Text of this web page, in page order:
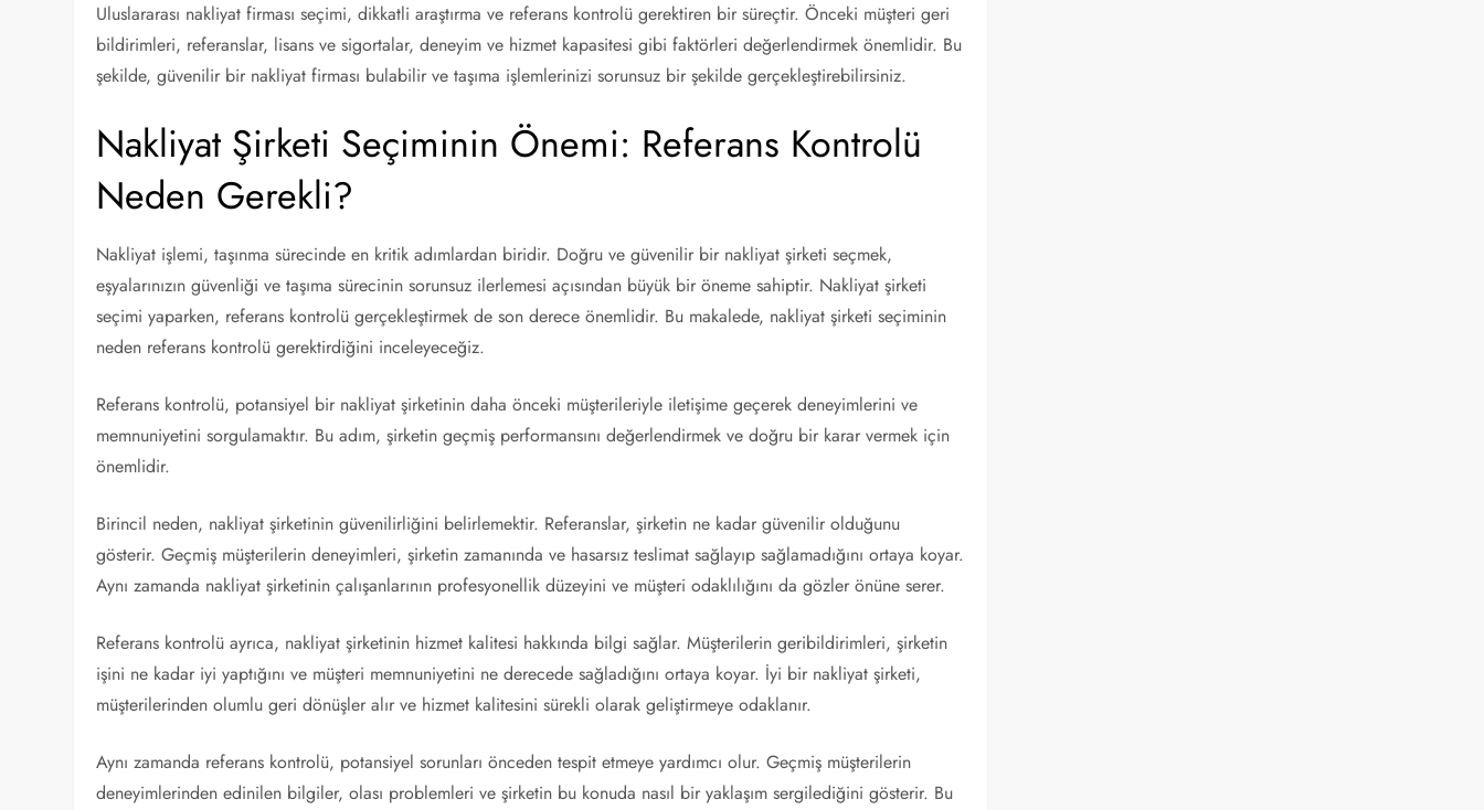
Uluslararası nakliyat firması seçimi, dikkatli araştırma ve referans kontrolü gerektiren bir süreçtir. Önceki müşteri geri
bildirimleri, referanslar, lisans ve sigortalar, deneyim ve hizmet kapasitesi gibi faktörleri değerlendirmek önemlidir. Bu
şekilde, güvenilir bir nakliyat firması bulabilir ve taşıma işlemlerinizi sorunsuz bir şekilde gerçekleştirebilirsiniz.
Nakliyat Şirketi Seçiminin Önemi: Referans Kontrolü
Neden Gerekli?
Nakliyat işlemi, taşınma sürecinde en kritik adımlardan biridir. Doğru ve güvenilir bir nakliyat şirketi seçmek,
eşyalarınızın güvenliği ve taşıma sürecinin sorunsuz ilerlemesi açısından büyük bir öneme sahiptir. Nakliyat şirketi
seçimi yaparken, referans kontrolü gerçekleştirmek de son derece önemlidir. Bu makalede, nakliyat şirketi seçiminin
neden referans kontrolü gerektirdiğini inceleyeceğiz.
Referans kontrolü, potansiyel bir nakliyat şirketinin daha önceki müşterileriyle iletişime geçerek deneyimlerini ve
memnuniyetini sorgulamaktır. Bu adım, şirketin geçmiş performansını değerlendirmek ve doğru bir karar vermek için
önemlidir.
Birincil neden, nakliyat şirketinin güvenilirliğini belirlemektir. Referanslar, şirketin ne kadar güvenilir olduğunu
gösterir. Geçmiş müşterilerin deneyimleri, şirketin zamanında ve hasarsız teslimat sağlayıp sağlamadığını ortaya koyar.
Aynı zamanda nakliyat şirketinin çalışanlarının profesyonellik düzeyini ve müşteri odaklılığını da gözler önüne serer.
Referans kontrolü ayrıca, nakliyat şirketinin hizmet kalitesi hakkında bilgi sağlar. Müşterilerin geribildirimleri, şirketin
işini ne kadar iyi yaptığını ve müşteri memnuniyetini ne derecede sağladığını ortaya koyar. İyi bir nakliyat şirketi,
müşterilerinden olumlu geri dönüşler alır ve hizmet kalitesini sürekli olarak geliştirmeye odaklanır.
Aynı zamanda referans kontrolü, potansiyel sorunları önceden tespit etmeye yardımcı olur. Geçmiş müşterilerin
deneyimlerinden edinilen bilgiler, olası problemleri ve şirketin bu konuda nasıl bir yaklaşım sergilediğini gösterir. Bu